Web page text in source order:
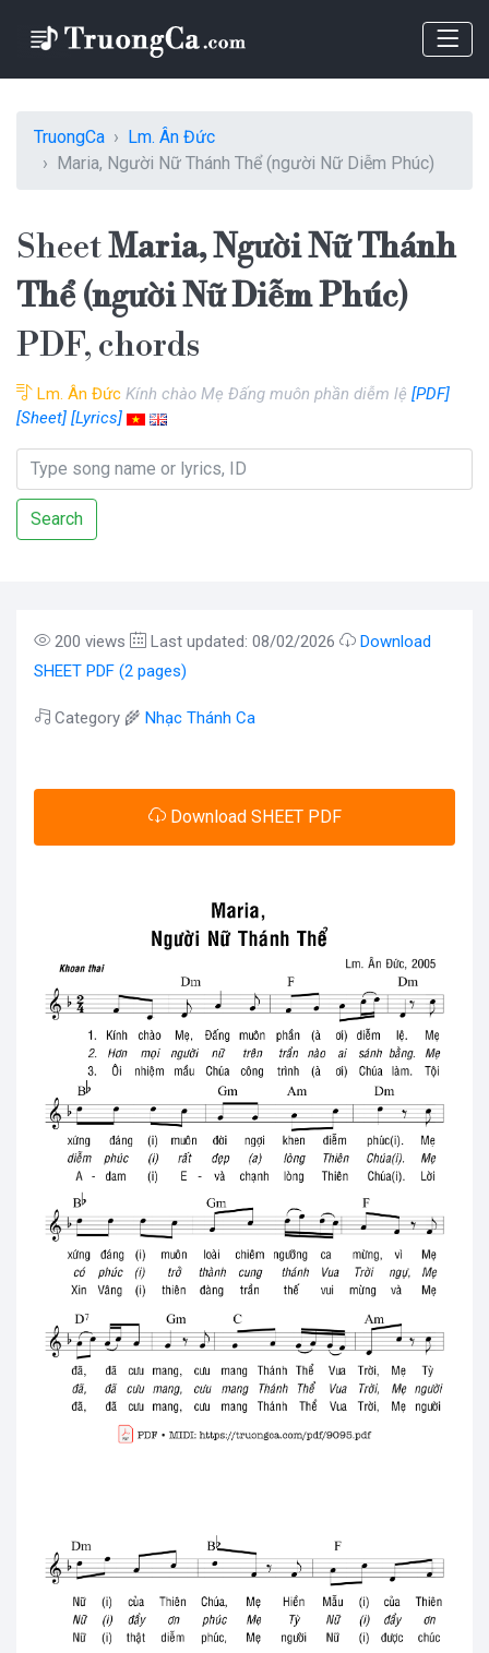
TruongCa
Lm. Ân Đức
Maria, Người Nữ Thánh Thể (người Nữ Diễm Phúc)
SheetMaria, Người Nữ Thánh
Thể (người Nữ Diễm Phúc)
PDF, chords
Lm. Ân Đức Kính chào Mẹ Đấng muôn phần diễm lệ [PDF]
[Sheet] [Lyrics]
Search
200 views Last updated: 08/02/2026
Download
SHEET PDF (2 pages)
Category 🌾 Nhạc Thánh Ca
Download SHEET PDF